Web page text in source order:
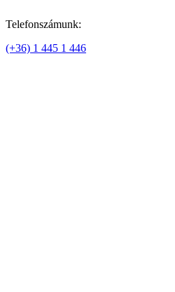
Telefonszámunk:
(+36) 1 445 1 446